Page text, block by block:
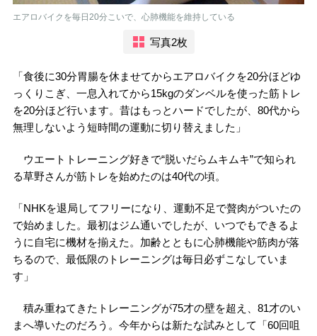
エアロバイクを毎日20分こいで、心肺機能を維持している
写真2枚
「食後に30分胃腸を休ませてからエアロバイクを20分ほどゆ
っくりこぎ、一息入れてから15kgのダンベルを使った筋トレ
を20分ほど行います。昔はもっとハードでしたが、80代から
無理しないよう短時間の運動に切り替えました」
ウエートトレーニング好きで“脱いだらムキムキ”で知られ
る草野さんが筋トレを始めたのは40代の頃。
「NHKを退局してフリーになり、運動不足で贅肉がついたの
で始めました。最初はジム通いでしたが、いつでもできるよ
うに自宅に機材を揃えた。加齢とともに心肺機能や筋肉が落
ちるので、最低限のトレーニングは毎日必ずこなしていま
す」
積み重ねてきたトレーニングが75才の壁を超え、81才のい
まへ導いたのだろう。今年からは新たな試みとして「60回咀